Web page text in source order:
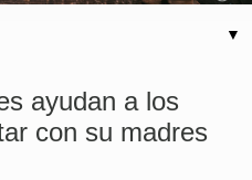
▼
ayudan a los
con su madres